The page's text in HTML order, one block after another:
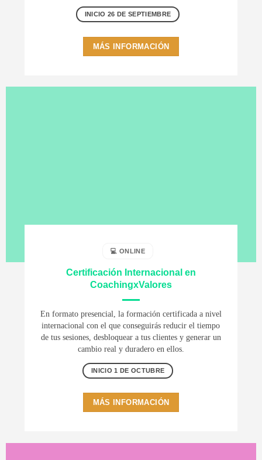
INICIO 26 DE SEPTIEMBRE
MÁS INFORMACIÓN
💻 ONLINE
Certificación Internacional en
CoachingxValores
En formato presencial, la formación certificada a nivel
internacional con el que conseguirás reducir el tiempo
de tus sesiones, desbloquear a tus clientes y generar un
cambio real y duradero en ellos.
INICIO 1 DE OCTUBRE
MÁS INFORMACIÓN